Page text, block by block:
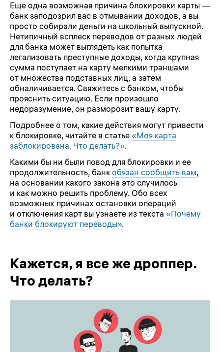
Еще одна возможная причина блокировки карты —
банк заподозрил вас в отмывании доходов, а вы
просто собирали деньги на школьный выпускной.
Нетипичный всплеск переводов от разных людей
для банка может выглядеть как попытка
легализовать преступные доходы, когда крупная
сумма поступает на карту мелкими траншами
от множества подставных лиц, а затем
обналичивается. Свяжитесь с банком, чтобы
прояснить ситуацию. Если произошло
недоразумение, он разморозит вашу карту.
Подробнее о том, какие действия могут привести
к блокировке, читайте в статье «Моя карта
заблокирована. Что делать?».
Какими бы ни были повод для блокировки и ее
продолжительность, банк обязан сообщить вам,
на основании какого закона это случилось
и как можно решить проблему. Обо всех
возможных причинах остановки операций
и отключения карт вы узнаете из текста «Почему
банки блокируют переводы».
Кажется, я все же дроппер.
Что делать?